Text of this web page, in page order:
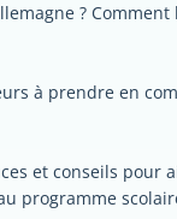
?
à prendre en
et conseils pour
programme